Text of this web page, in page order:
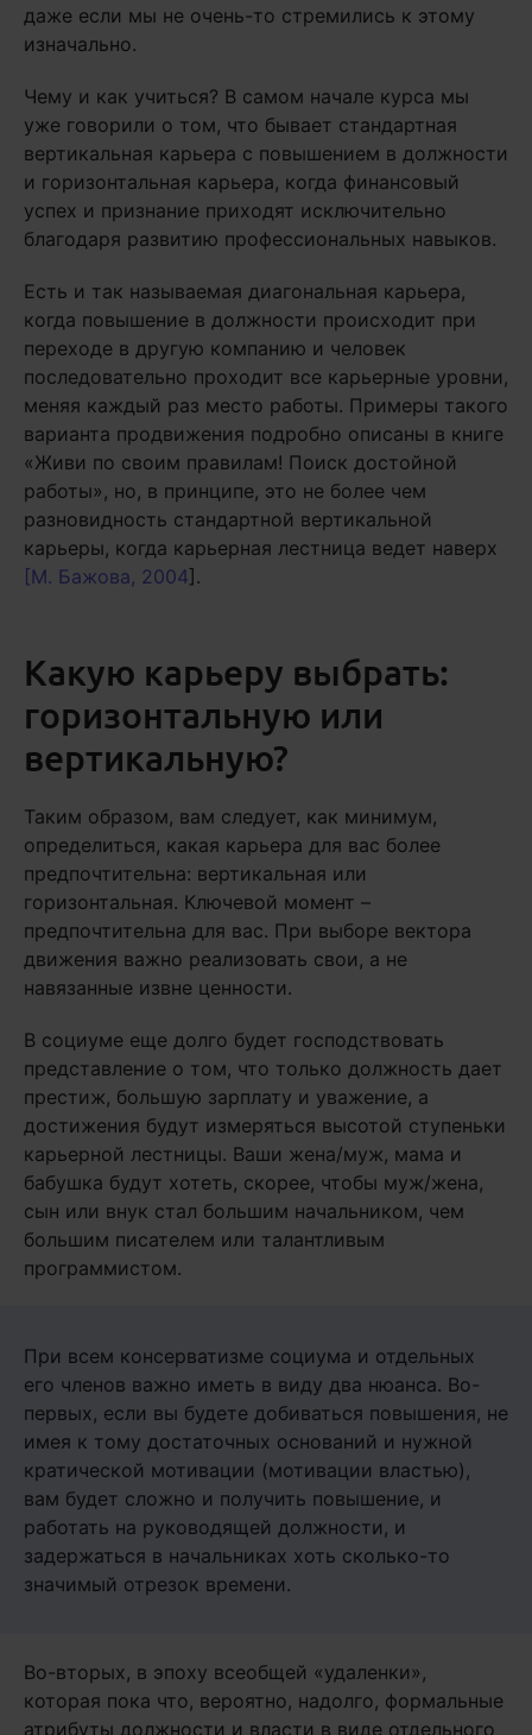
даже если мы не очень-то стремились к этому
изначально.
Чему и как учиться? В самом начале курса мы
уже говорили о том, что бывает стандартная
вертикальная карьера с повышением в должности
и горизонтальная карьера, когда финансовый
успех и признание приходят исключительно
благодаря развитию профессиональных навыков.
Есть и так называемая диагональная карьера,
когда повышение в должности происходит при
переходе в другую компанию и человек
последовательно проходит все карьерные уровни,
меняя каждый раз место работы. Примеры такого
варианта продвижения подробно описаны в книге
«Живи по своим правилам! Поиск достойной
работы», но, в принципе, это не более чем
разновидность стандартной вертикальной
карьеры, когда карьерная лестница ведет наверх
[М. Бажова, 2004].
Какую карьеру выбрать:
горизонтальную или
вертикальную?
Таким образом, вам следует, как минимум,
определиться, какая карьера для вас более
предпочтительна: вертикальная или
горизонтальная. Ключевой момент –
предпочтительна для вас. При выборе вектора
движения важно реализовать свои, а не
навязанные извне ценности.
В социуме еще долго будет господствовать
представление о том, что только должность дает
престиж, большую зарплату и уважение, а
достижения будут измеряться высотой ступеньки
карьерной лестницы. Ваши жена/муж, мама и
бабушка будут хотеть, скорее, чтобы муж/жена,
сын или внук стал большим начальником, чем
большим писателем или талантливым
программистом.
При всем консерватизме социума и отдельных
его членов важно иметь в виду два нюанса. Во-
первых, если вы будете добиваться повышения, не
имея к тому достаточных оснований и нужной
кратической мотивации (мотивации властью),
вам будет сложно и получить повышение, и
работать на руководящей должности, и
задержаться в начальниках хоть сколько-то
значимый отрезок времени.
Во-вторых, в эпоху всеобщей «удаленки»,
которая пока что, вероятно, надолго, формальные
атрибуты должности и власти в виде отдельного